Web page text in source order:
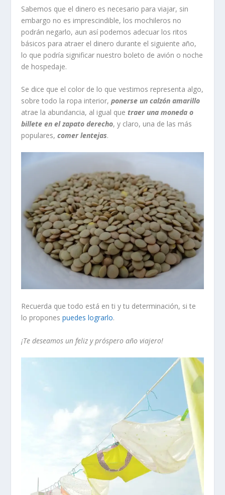
Sabemos que el dinero es necesario para viajar, sin
embargo no es imprescindible, los mochileros no
podrán negarlo, aun así podemos adecuar los ritos
básicos para atraer el dinero durante el siguiente año,
lo que podría significar nuestro boleto de avión o noche
de hospedaje.
Se dice que el color de lo que vestimos representa algo,
sobre todo la ropa interior,ponerse un calzón amarillo
atrae la abundancia, al igual quetraer una moneda o
billete en el zapato derecho, y claro, una de las más
populares,comer lentejas.
Recuerda que todo está en ti y tu determinación, si te
lo proponespuedes lograrlo.
¡Te deseamos un feliz y próspero año viajero!